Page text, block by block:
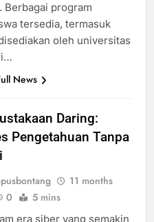
Berbagai program
tersedia, termasuk
oleh universitas
News
Daring:
Pengetahuan Tanpa
11 months
0 5 mins
era siber yang semakin